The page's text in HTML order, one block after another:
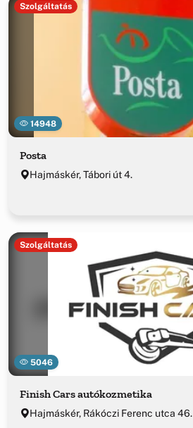
14948
Szolgáltatás
Posta
Hajmáskér, Tábori út 4.
5046
Szolgáltatás
Finish Cars autókozmetika
Hajmáskér, Rákóczi Ferenc utca 46.